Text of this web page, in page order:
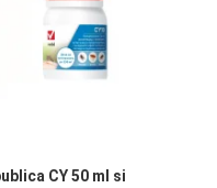
CY 50 ml si